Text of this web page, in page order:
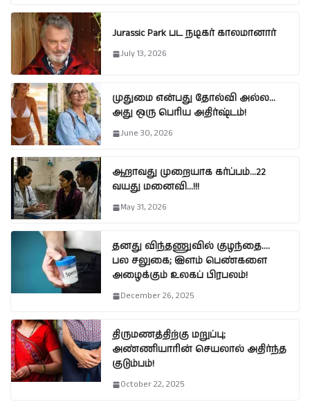
Jurassic Park பட நடிகர் காலமானார்
July 13, 2026
முதுமை என்பது தோல்வி அல்ல…
அது ஒரு பெரிய அதிர்ஷ்டம்!
June 30, 2026
ஆறாவது முறையாக கர்ப்பம்…22
வயது மனைவி…!!!
May 31, 2026
தனது விந்தணுவில் குழந்தை….
பல சலுகை; இளம் பெண்களை
அழைக்கும் உலகப் பிரபலம்!
December 26, 2025
திருமணத்திற்கு மறுப்பு;
அண்ணியாரின் செயலால் அதிர்ந்த
குடும்பம்!
October 22, 2025